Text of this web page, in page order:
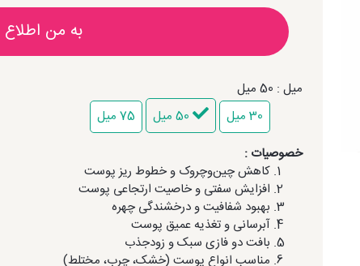
به من اطلاع
میل : 50 میل
30 میل
50 میل
75 میل
خصوصیات :
کاهش چین‌وچروک و خطوط ریز پوست
افزایش سفتی و خاصیت ارتجاعی پوست
بهبود شفافیت و درخشندگی چهره
آبرسانی و تغذیه عمیق پوست
بافت دو فازی سبک و زودجذب
مناسب انواع پوست (خشک، چرب، مختلط)